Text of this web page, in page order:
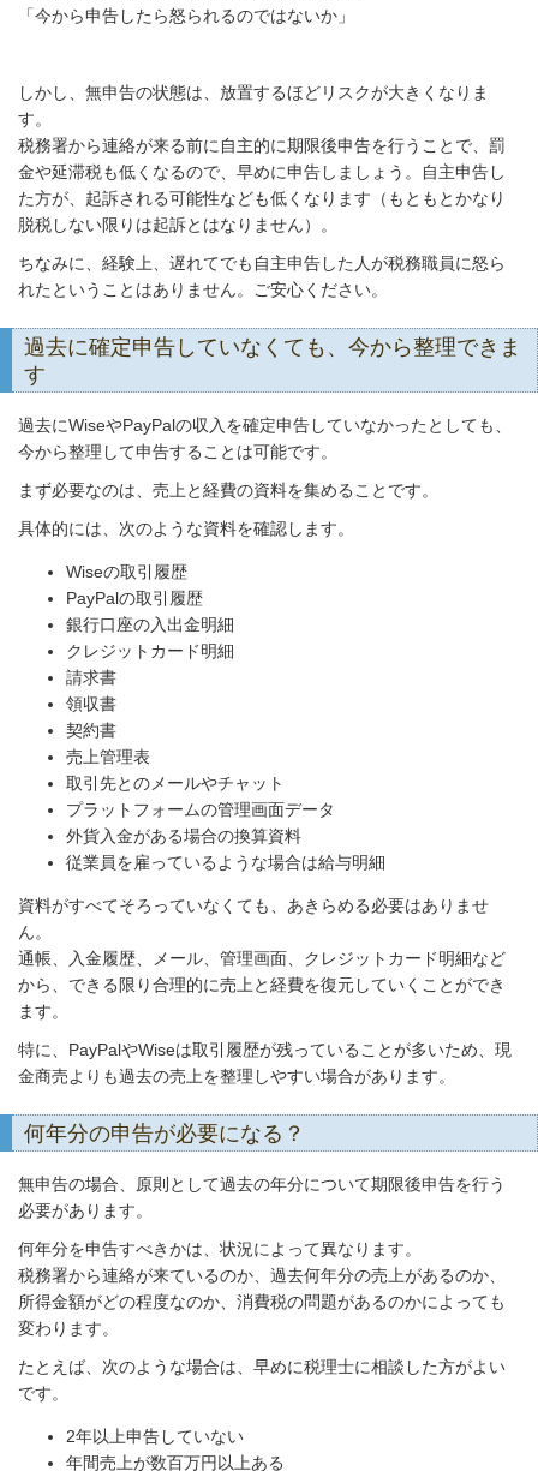
「今から申告したら怒られるのではないか」
しかし、無申告の状態は、放置するほどリスクが大きくなりま
す。
税務署から連絡が来る前に自主的に期限後申告を行うことで、罰
金や延滞税も低くなるので、早めに申告しましょう。自主申告し
た方が、起訴される可能性なども低くなります（もともとかなり
脱税しない限りは起訴とはなりません）。
ちなみに、経験上、遅れてでも自主申告した人が税務職員に怒ら
れたということはありません。ご安心ください。
過去に確定申告していなくても、今から整理できま
す
過去にWiseやPayPalの収入を確定申告していなかったとしても、
今から整理して申告することは可能です。
まず必要なのは、売上と経費の資料を集めることです。
具体的には、次のような資料を確認します。
Wiseの取引履歴
PayPalの取引履歴
銀行口座の入出金明細
クレジットカード明細
請求書
領収書
契約書
売上管理表
取引先とのメールやチャット
プラットフォームの管理画面データ
外貨入金がある場合の換算資料
従業員を雇っているような場合は給与明細
資料がすべてそろっていなくても、あきらめる必要はありませ
ん。
通帳、入金履歴、メール、管理画面、クレジットカード明細など
から、できる限り合理的に売上と経費を復元していくことができ
ます。
特に、PayPalやWiseは取引履歴が残っていることが多いため、現
金商売よりも過去の売上を整理しやすい場合があります。
何年分の申告が必要になる？
無申告の場合、原則として過去の年分について期限後申告を行う
必要があります。
何年分を申告すべきかは、状況によって異なります。
税務署から連絡が来ているのか、過去何年分の売上があるのか、
所得金額がどの程度なのか、消費税の問題があるのかによっても
変わります。
たとえば、次のような場合は、早めに税理士に相談した方がよい
です。
2年以上申告していない
年間売上が数百万円以上ある